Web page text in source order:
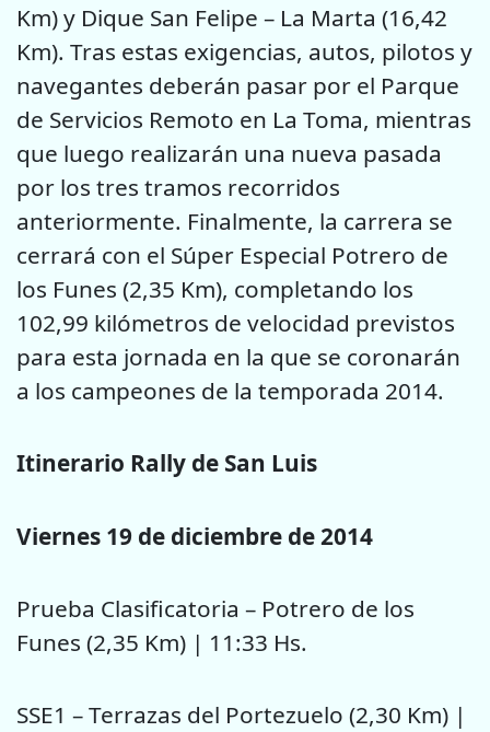
Km) y Dique San Felipe – La Marta (16,42
Km). Tras estas exigencias, autos, pilotos y
navegantes deberán pasar por el Parque
de Servicios Remoto en La Toma, mientras
que luego realizarán una nueva pasada
por los tres tramos recorridos
anteriormente. Finalmente, la carrera se
cerrará con el Súper Especial Potrero de
los Funes (2,35 Km), completando los
102,99 kilómetros de velocidad previstos
para esta jornada en la que se coronarán
a los campeones de la temporada 2014.
Itinerario Rally de San Luis
Viernes 19 de diciembre de 2014
Prueba Clasificatoria – Potrero de los
Funes (2,35 Km) | 11:33 Hs.
SSE1 – Terrazas del Portezuelo (2,30 Km) |